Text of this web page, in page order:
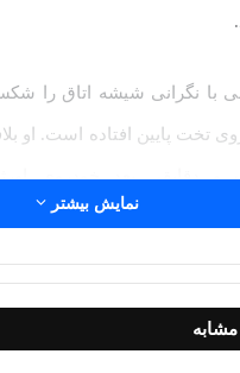
با نگرانی شیشه اتاق را
تخت پایین افتاده است. او
دقایقی بعد خودروی
دست داده بود. گزارش ها
و بدین ترتیب با حضور
نمایش بیشتر